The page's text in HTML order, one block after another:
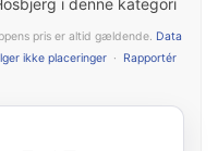
i denne kategori
pris er altid gældende. Data
ikke placeringer · Rapportér